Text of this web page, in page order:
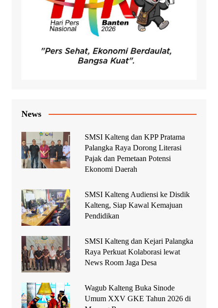
News
SMSI Kalteng dan KPP Pratama
Palangka Raya Dorong Literasi
Pajak dan Pemetaan Potensi
Ekonomi Daerah
SMSI Kalteng Audiensi ke Disdik
Kalteng, Siap Kawal Kemajuan
Pendidikan
SMSI Kalteng dan Kejari Palangka
Raya Perkuat Kolaborasi lewat
News Room Jaga Desa
Wagub Kalteng Buka Sinode
Umum XXV GKE Tahun 2026 di